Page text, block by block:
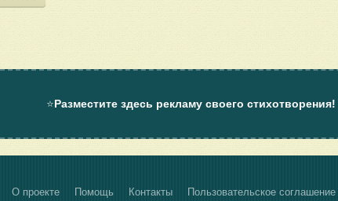
⭐Разместите здесь рекламу своего стихотворения!
О проекте Помощь Контакты Пользовательское соглашение